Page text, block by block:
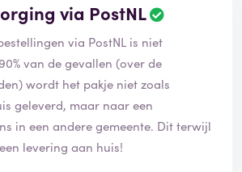
wij gedaan - maar levert niets op.
in elkaar moeten zetten met
en verschillende elementen. Nu
en terug inpakken omdat ze zo
als nieuw zie ik echt niet zitten.
zo iets te verkopen voor zo veel
via PostNL
via PostNL is niet
van de gevallen (over de
wordt het pakje niet zoals
geleverd, maar naar een
in een andere gemeente. Dit terwijl
levering aan huis!